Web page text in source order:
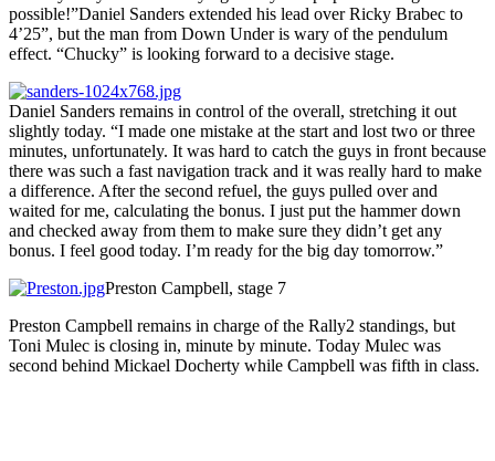
possible!”Daniel Sanders extended his lead over Ricky Brabec to
4’25”, but the man from Down Under is wary of the pendulum
effect. “Chucky” is looking forward to a decisive stage.
Daniel Sanders remains in control of the overall, stretching it out
slightly today. “I made one mistake at the start and lost two or three
minutes, unfortunately. It was hard to catch the guys in front because
there was such a fast navigation track and it was really hard to make
a difference. After the second refuel, the guys pulled over and
waited for me, calculating the bonus. I just put the hammer down
and checked away from them to make sure they didn’t get any
bonus. I feel good today. I’m ready for the big day tomorrow.”
Preston Campbell, stage 7
Preston Campbell remains in charge of the Rally2 standings, but
Toni Mulec is closing in, minute by minute. Today Mulec was
second behind Mickael Docherty while Campbell was fifth in class.